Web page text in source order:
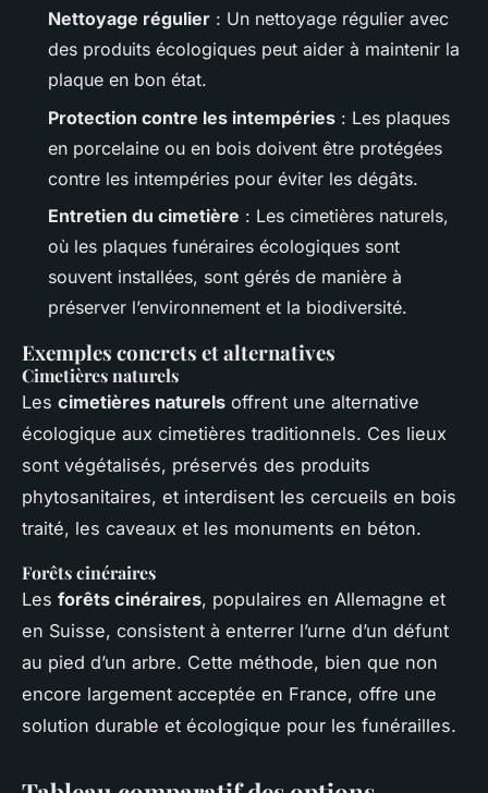
Nettoyage régulier : Un nettoyage régulier avec
des produits écologiques peut aider à maintenir la
plaque en bon état.
Protection contre les intempéries : Les plaques
en porcelaine ou en bois doivent être protégées
contre les intempéries pour éviter les dégâts.
Entretien du cimetière : Les cimetières naturels,
où les plaques funéraires écologiques sont
souvent installées, sont gérés de manière à
préserver l’environnement et la biodiversité.
Exemples concrets et alternatives
Cimetières naturels
Les cimetières naturels offrent une alternative
écologique aux cimetières traditionnels. Ces lieux
sont végétalisés, préservés des produits
phytosanitaires, et interdisent les cercueils en bois
traité, les caveaux et les monuments en béton.
Forêts cinéraires
Les forêts cinéraires, populaires en Allemagne et
en Suisse, consistent à enterrer l’urne d’un défunt
au pied d’un arbre. Cette méthode, bien que non
encore largement acceptée en France, offre une
solution durable et écologique pour les funérailles.